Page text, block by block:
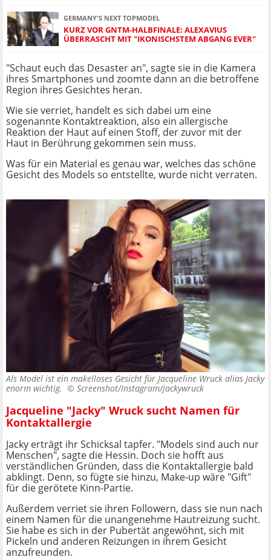
GERMANY'S NEXT TOPMODEL
KURZ VOR GNTM-HALBFINALE: ALEXAVIUS
ÜBERRASCHT MIT "IKONISCHSTEM ABGANG EVER"
"Schaut euch das Desaster an", sagte sie in die Kamera
ihres Smartphones und zoomte dann an die betroffene
Region ihres Gesichtes heran.
Wie sie verriet, handelt es sich dabei um eine
sogenannte Kontaktreaktion, also ein allergische
Reaktion der Haut auf einen Stoff, der zuvor mit der
Haut in Berührung gekommen sein muss.
Was für ein Material es genau war, welches das schöne
Gesicht des Models so entstellte, wurde nicht verraten.
Als Model ist ein makelloses Gesicht für Jacqueline Wruck alias Jacky
enorm wichtig. © Screenshot/Instagram/jackywruck
Jacqueline "Jacky" Wruck sucht Namen für
Kontaktallergie
Jacky erträgt ihr Schicksal tapfer. "Models sind auch nur
Menschen", sagte die Hessin. Doch sie hofft aus
verständlichen Gründen, dass die Kontaktallergie bald
abklingt. Denn, so fügte sie hinzu, Make-up wäre "Gift"
für die gerötete Kinn-Partie.
Außerdem verriet sie ihren Followern, dass sie nun nach
einem Namen für die unangenehme Hautreizung sucht.
Sie habe es sich in der Pubertät angewöhnt, sich mit
Pickeln und anderen Reizungen in ihrem Gesicht
anzufreunden.